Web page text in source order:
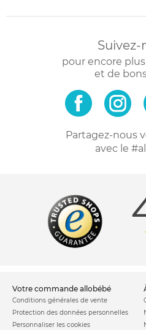
Suivez-
pour encore
et de
Partagez-nous
avec le
votre commande allobébé
Conditions générales de vente
Protection des données personnelles
Personnaliser les cookies